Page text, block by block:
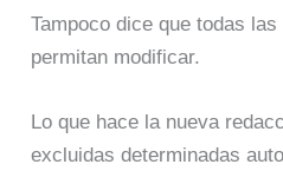
Tampoco dice que todas
permitan modificar.
Lo que hace la nueva
excluidas determinadas